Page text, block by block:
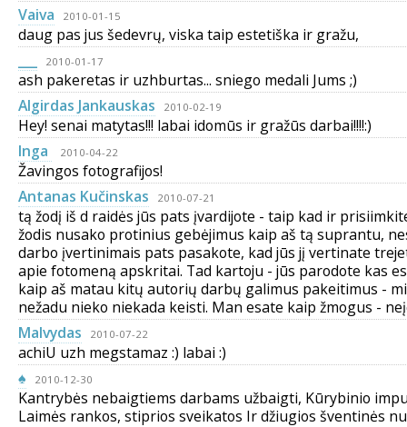
Vaiva
2010-01-15
daug pas jus šedevrų, viska taip estetiška ir gražu,
2010-01-17
ash pakeretas ir uzhburtas... sniego medali Jums ;)
Algirdas Jankauskas
2010-02-19
Hey! senai matytas!!! labai idomūs ir gražūs darbai!!!!:)
Inga
2010-04-22
Žavingos fotografijos!
Antanas Kučinskas
2010-07-21
tą žodį iš d raidės jūs pats įvardijote - taip kad ir
žodis nusako protinius gebėjimus kaip aš tą suprantu,
darbo įvertinimais pats pasakote, kad jūs jį vertinate
apie fotomeną apskritai. Tad kartoju - jūs parodote kas
kaip aš matau kitų autorių darbų galimus pakeitimus -
nežadu nieko niekada keisti. Man esate kaip žmogus -
Malvydas
2010-07-22
achiU uzh megstamaz :) labai :)
♠
2010-12-30
Kantrybės nebaigtiems darbams užbaigti, Kūrybinio
Laimės rankos, stiprios sveikatos Ir džiugios šventinės